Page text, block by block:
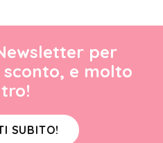
per
sconto, e molto
SUBITO!